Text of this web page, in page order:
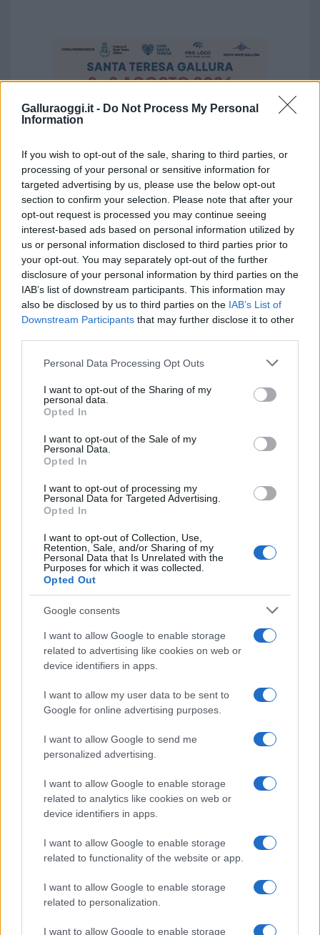
Galluraoggi.it - Do Not Process My Personal
Information
If you wish to opt-out of the sale, sharing to third parties, or
processing of your personal or sensitive information for
targeted advertising by us, please use the below opt-out
section to confirm your selection. Please note that after your
opt-out request is processed you may continue seeing
interest-based ads based on personal information utilized by
us or personal information disclosed to third parties prior to
your opt-out. You may separately opt-out of the further
disclosure of your personal information by third parties on the
IAB’s list of downstream participants. This information may
also be disclosed by us to third parties on the IAB’s List of
Downstream Participants that may further disclose it to other
Please note that this website/app uses one or more Google
not limited to your visit or usage behaviour. You may click to
grant or deny consent to Google and its third-party tags to
use your data for below specified purposes in below Google
consent section.
Personal Data Processing Opt Outs
I want to opt-out of the Sharing of my
personal data.
Opted In
I want to opt-out of the Sale of my
Personal Data.
Opted In
I want to opt-out of processing my
Personal Data for Targeted Advertising.
Opted In
I want to opt-out of Collection, Use,
Retention, Sale, and/or Sharing of my
Personal Data that Is Unrelated with the
Purposes for which it was collected.
Opted Out
Google consents
I want to allow Google to enable storage
related to advertising like cookies on web or
device identifiers in apps.
I want to allow my user data to be sent to
Google for online advertising purposes.
I want to allow Google to send me
personalized advertising.
I want to allow Google to enable storage
related to analytics like cookies on web or
device identifiers in apps.
I want to allow Google to enable storage
related to functionality of the website or app.
I want to allow Google to enable storage
related to personalization.
I want to allow Google to enable storage
Vuoi rimuovere le pubblicità nazionali?
Puoi abbonarti a soli € 1,10 al mese
cliccandoqui
Sei già abbonato?
Puoi effettuare l'accesso andando nella
sezioneLogin
cliccando
Differenziata Arzachena
Michele Occhioni
Notizie Arzachena
Notizie in tempo reale?
Entra nel canale telegram di
Inviaci le tue segnalazioni,
i tuoi video e le tue foto
Su WhatsApp al numero +39
345 356 7512
Ricevi le nostre ultime news
Condividi l'articolo
T